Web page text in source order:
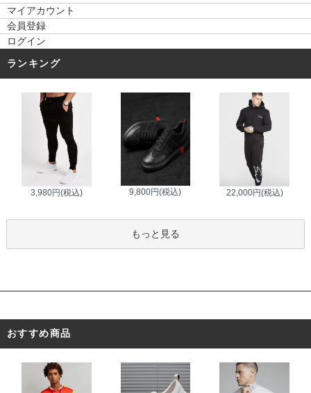
マイアカウント
会員登録
ログイン
ランキング
3,980円(税込) 9,800円(税込) 22,000円(税込)
もっと見る
おすすめ商品